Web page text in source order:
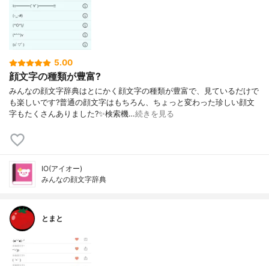
5.00
顔文字の種類が豊富?
みんなの顔文字辞典はとにかく顔文字の種類が豊富で、見ているだけで
も楽しいです?普通の顔文字はもちろん、ちょっと変わった珍しい顔文
字もたくさんありました?✨検索機…続きを見る
IO(アイオー)
みんなの顔文字辞典
とまと